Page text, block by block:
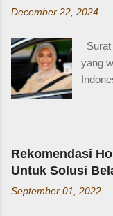
Ayah
Older
December 22, 2024
yang
terlalu
untuk
SIM D
Rekomendasi
Untuk Solusi
September 01, 2022